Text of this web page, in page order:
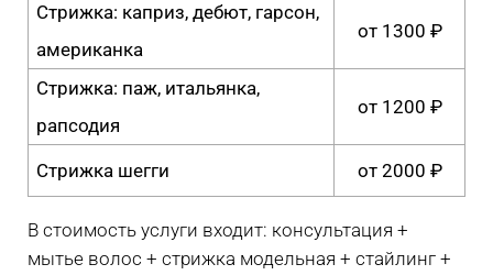
Стрижка: каприз, дебют, гарсон,
американка
от 1300 ₽
Стрижка: паж, итальянка,
рапсодия
от 1200 ₽
Стрижка шегги от 2000 ₽
В стоимость услуги входит: консультация +
мытье волос + стрижка модельная + стайлинг +